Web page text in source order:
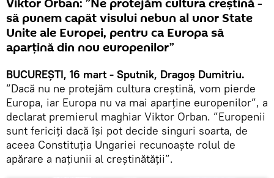
Viktor Orban: ”Ne protejăm cultura creştină -
să punem capăt visului nebun al unor State
Unite ale Europei, pentru ca Europa să
aparţină din nou europenilor”
BUCUREȘTI, 16 mart - Sputnik, Dragoș Dumitriu.
”Dacă nu ne protejăm cultura creştină, vom pierde
Europa, iar Europa nu va mai aparţine europenilor”, a
declarat premierul maghiar Viktor Orban. ”Europenii
sunt fericiţi dacă îşi pot decide singuri soarta, de
aceea Constituţia Ungariei recunoaşte rolul de
apărare a naţiunii al creştinătăţii”.